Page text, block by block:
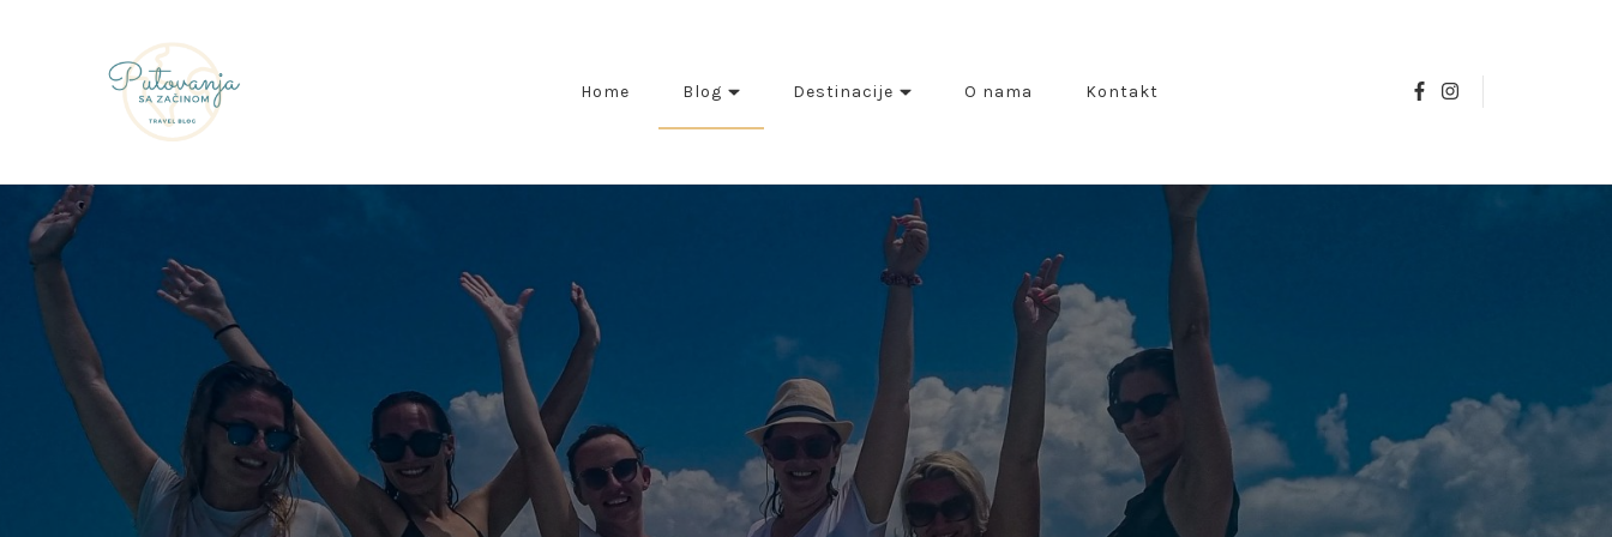
Putovanja sa začinom Home Blog Destinacije O nama Kontakt